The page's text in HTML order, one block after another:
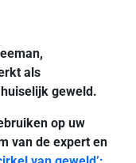
als
geweld.
op uw
van de expert en